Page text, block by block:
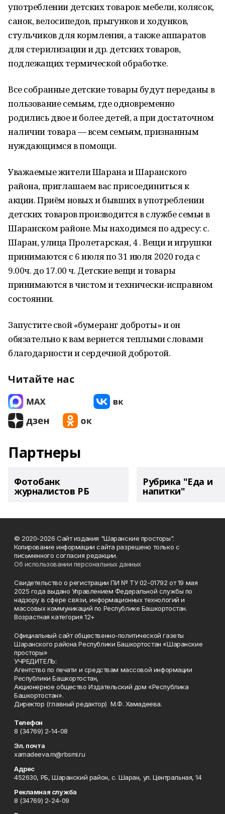
употреблении детских товаров: мебели, колясок,
санок, велосипедов, прыгунков и ходунков,
стульчиков для кормления, а также аппаратов
для стерилизации и др. детских товаров,
подлежащих термической обработке.
Все собранные детские товары будут переданы в
пользование семьям, где одновременно
родились двое и более детей, а при достаточном
наличии товара — всем семьям, признанным
нуждающимся в помощи.
Уважаемые жители Шарана и Шаранского
района, приглашаем вас присоединиться к
акции. Приём новых и бывших в употреблении
детских товаров производится в службе семьи в
Шаранском районе. Мы находимся по адресу: с.
Шаран, улица Пролетарская, 4 . Вещи и игрушки
принимаются с 6 июля по 31 июля 2020 года с
9.00ч. до 17.00 ч. Детские вещи и товары
принимаются в чистом и технически-исправном
состоянии.
Запустите свой «бумеранг доброты» и он
обязательно к вам вернется теплыми словами
благодарности и сердечной добротой.
Читайте нас
Партнеры
Фотобанк
журналистов РБ
Рубрика "Еда и
напитки"
© 2020-2026 Сайт издания "Шаранские просторы".
Копирование информации сайта разрешено только с
письменного согласия редакции.
Об использовании персональных данных
Свидетельство о регистрации ПИ № ТУ 02-01792 от 19 мая
2025 года выдано Управлением Федеральной службы по
надзору в сфере связи, информационных технологий и
массовых коммуникаций по Республике Башкортостан.
Возрастная категория 12+
Официальный сайт общественно-политической газеты
Шаранского района Республики Башкортостан «Шаранские
просторы»
УЧРЕДИТЕЛЬ:
Агентство по печати и средствам массовой информации
Республики Башкортостан,
Акционерное общество Издательский дом «Республика
Башкортостан».
Директор (главный редактор) М.Ф. Хамадеева.
Телефон
8 (34769) 2-14-08
Эл. почта
xamadeeva.m@rbsmi.ru
Адрес
452630, РБ, Шаранский район, с. Шаран, ул. Центральная, 14
Рекламная служба
8 (34769) 2-24-09